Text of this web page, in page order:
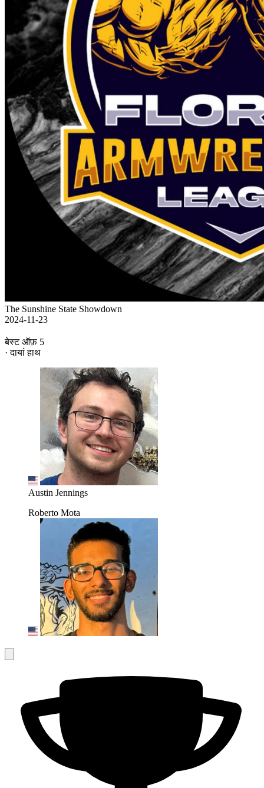
The Sunshine State Showdown
2024-11-23
बेस्ट ऑफ़ 5
· दायां हाथ
Austin Jennings
Roberto Mota